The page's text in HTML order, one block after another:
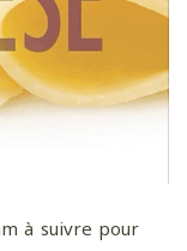
à suivre pour